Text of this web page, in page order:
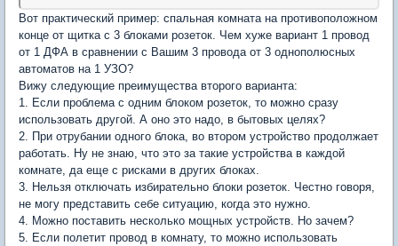
Вот практический пример: спальная комната на противоположном
конце от щитка с 3 блоками розеток. Чем хуже вариант 1 провод
от 1 ДФА в сравнении с Вашим 3 провода от 3 однополюсных
автоматов на 1 УЗО?
Вижу следующие преимущества второго варианта:
1. Если проблема с одним блоком розеток, то можно сразу
использовать другой. А оно это надо, в бытовых целях?
2. При отрубании одного блока, во втором устройство продолжает
работать. Ну не знаю, что это за такие устройства в каждой
комнате, да еще с рисками в других блоках.
3. Нельзя отключать избирательно блоки розеток. Честно говоря,
не могу представить себе ситуацию, когда это нужно.
4. Можно поставить несколько мощных устройств. Но зачем?
5. Если полетит провод в комнату, то можно использовать